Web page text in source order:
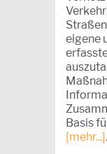
eigene
Basis
[mehr...].